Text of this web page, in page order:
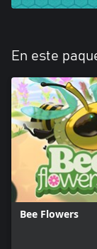
En este
Bee Flowers